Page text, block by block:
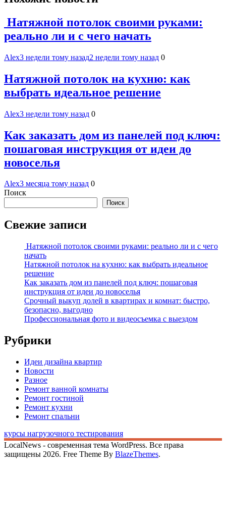
Натяжной потолок своими руками:
реально ли и с чего начать
Alex3 недели тому назад2 недели тому назад 0
Натяжной потолок на кухню: как
выбрать идеальное решение
Alex3 недели тому назад 0
Как заказать дом из панелей под ключ:
пошаговая инструкция от идеи до
новоселья
Alex3 месяца тому назад 0
Поиск
Поиск
Свежие записи
Натяжной потолок своими руками: реально ли и с чего
начать
Натяжной потолок на кухню: как выбрать идеальное
решение
Как заказать дом из панелей под ключ: пошаговая
инструкция от идеи до новоселья
Срочный выкуп долей в квартирах и комнат: быстро,
безопасно, выгодно
Профессиональная фото и видеосъемка с выездом
Рубрики
Идеи дизайна квартир
Новости
Разное
Ремонт ванной комнаты
Ремонт гостиной
Ремонт кухни
Ремонт спальни
курсы нагрузочного тестирования
LocalNews - современная тема WordPress. Все права
защищены 2026. Free Theme By BlazeThemes.